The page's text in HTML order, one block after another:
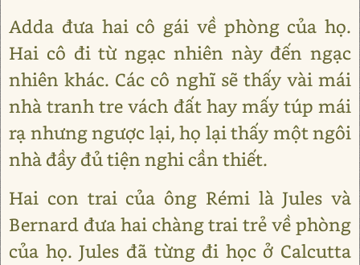
Adda đưa hai cô gái về phòng của họ.
Hai cô đi từ ngạc nhiên này đến ngạc
nhiên khác. Các cô nghĩ sẽ thấy vài mái
nhà tranh tre vách đất hay mấy túp mái
rạ nhưng ngược lại, họ lại thấy một ngôi
nhà đầy đủ tiện nghi cần thiết.
Hai con trai của ông Rémi là Jules và
Bernard đưa hai chàng trai trẻ về phòng
của họ. Jules đã từng đi học ở Calcutta